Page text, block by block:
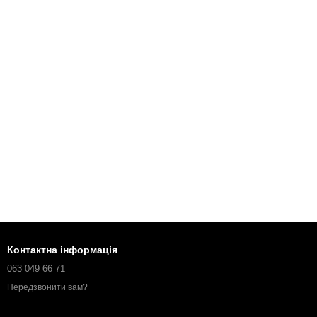
Контактна інформація
063 049 66 71
Передзвонити вам?